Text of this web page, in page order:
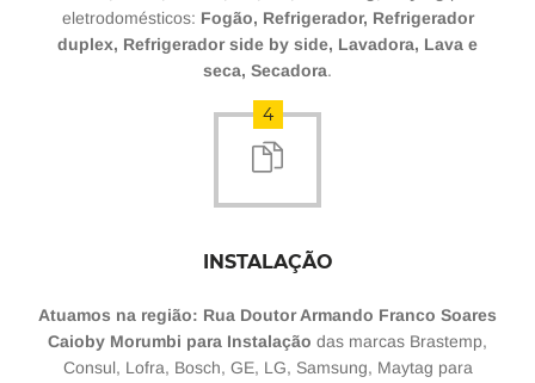
eletrodomésticos: Fogão, Refrigerador, Refrigerador
duplex, Refrigerador side by side, Lavadora, Lava e
seca, Secadora.
4
INSTALAÇÃO
Atuamos na região: Rua Doutor Armando Franco Soares
Caioby Morumbi para Instalação das marcas Brastemp,
Consul, Lofra, Bosch, GE, LG, Samsung, Maytag para